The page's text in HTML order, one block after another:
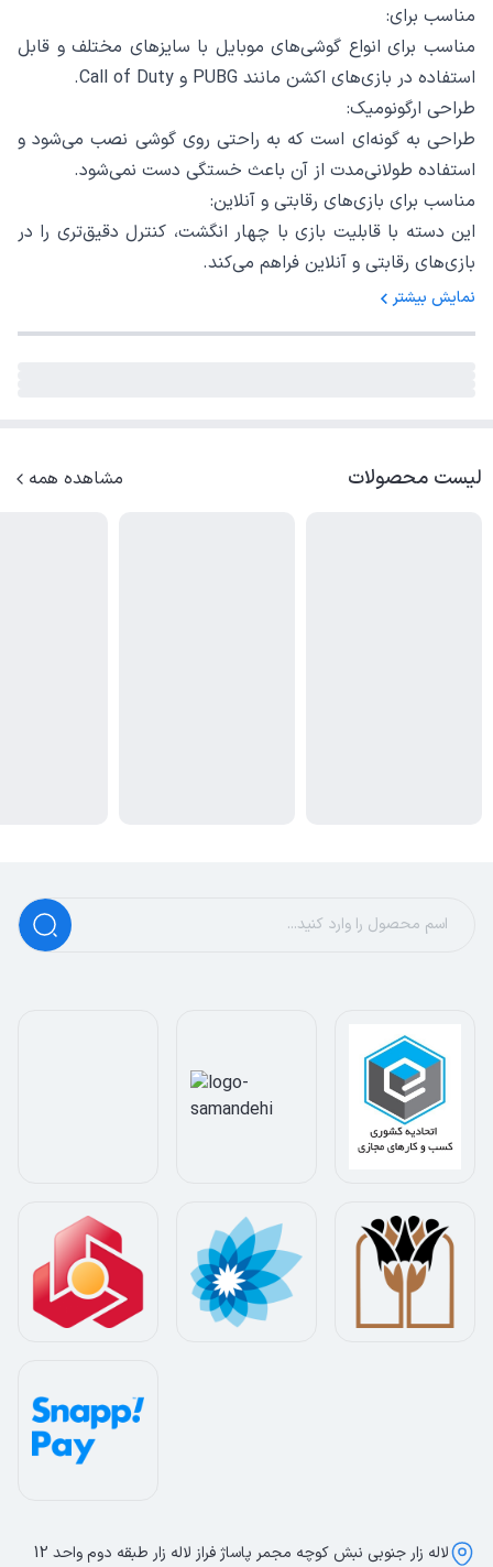
مناسب برای:
مناسب برای انواع گوشی‌های موبایل با سایزهای مختلف و قابل
استفاده در بازی‌های اکشن مانند PUBG و Call of Duty.
طراحی ارگونومیک:
طراحی به گونه‌ای است که به راحتی روی گوشی نصب می‌شود و
استفاده طولانی‌مدت از آن باعث خستگی دست نمی‌شود.
مناسب برای بازی‌های رقابتی و آنلاین:
این دسته با قابلیت بازی با چهار انگشت، کنترل دقیق‌تری را در
بازی‌های رقابتی و آنلاین فراهم می‌کند.
نمایش بیشتر
لیست محصولات مشاهده همه
لاله زار جنوبی نبش کوچه مجمر پاساژ فراز لاله زار طبقه دوم واحد 12